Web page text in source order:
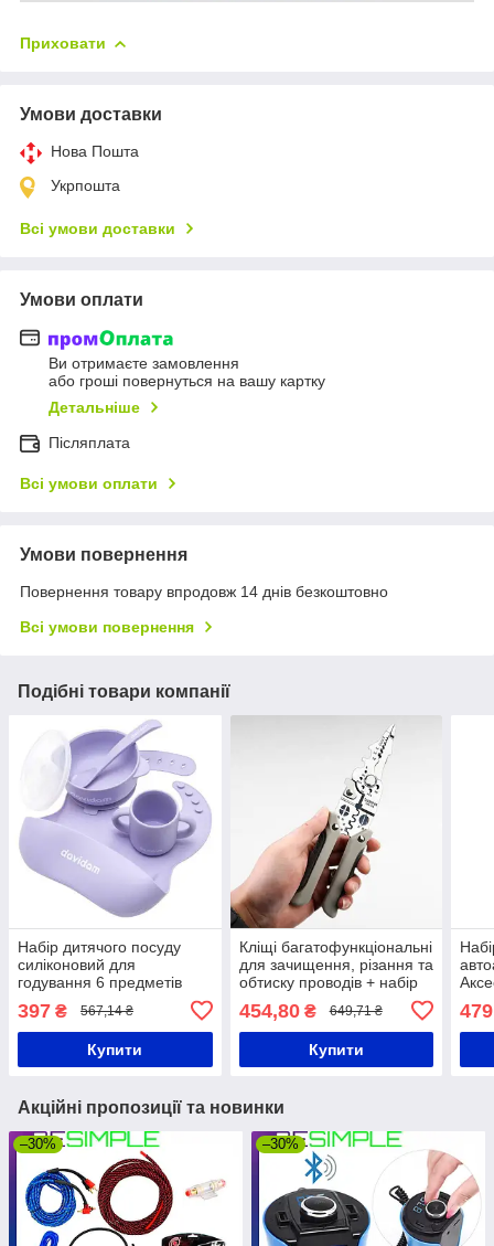
Приховати
Умови доставки
Нова Пошта
Укрпошта
Всі умови доставки
Умови оплати
Ви отримаєте замовлення
або гроші повернуться на вашу картку
Детальніше
Післяплата
Всі умови оплати
Умови повернення
Повернення товару впродовж 14 днів безкоштовно
Всі умови повернення
Подібні товари компанії
Набір дитячого посуду
силіконовий для
годування 6 предметів
397 ₴ 567,14 ₴
Купити
Кліщі багатофункціональні
для зачищення, різання та
обтиску проводів + набір
454,80₴ 649,71 ₴
Купити
Акційні пропозиції та новинки
–30% –30%